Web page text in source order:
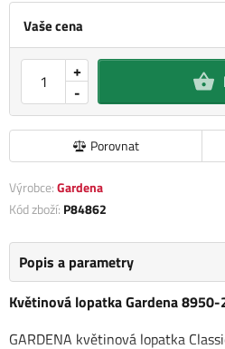
Vaše cena
-
+
Porovnat
Výrobce:Gardena
Kód zboží: P84862
Popis a parametry
Květinová lopatka Gardena 8950-
GARDENA květinová lopatka